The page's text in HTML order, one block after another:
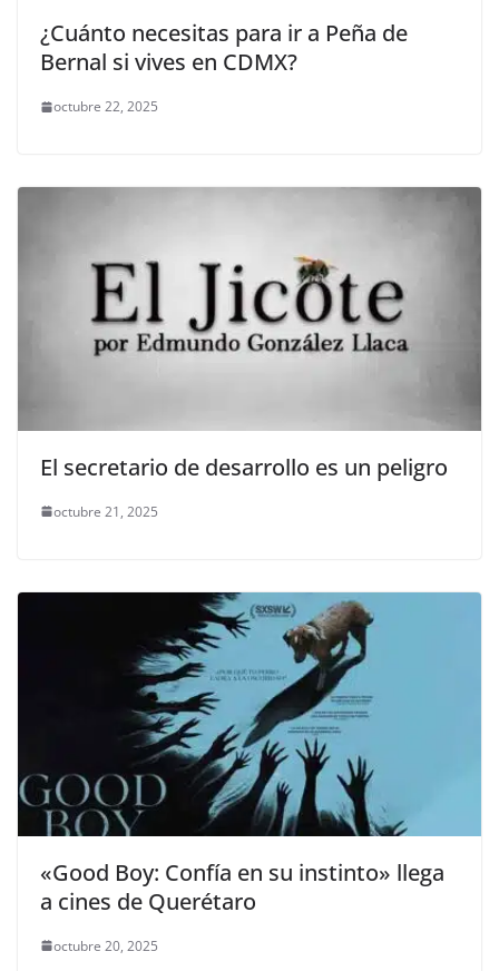
¿Cuánto necesitas para ir a Peña de
Bernal si vives en CDMX?
octubre 22, 2025
El secretario de desarrollo es un peligro
octubre 21, 2025
«Good Boy: Confía en su instinto» llega
a cines de Querétaro
octubre 20, 2025